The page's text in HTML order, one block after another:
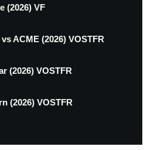
(2026) VF
ACME (2026) VOSTFR
(2026) VOSTFR
(2026) VOSTFR